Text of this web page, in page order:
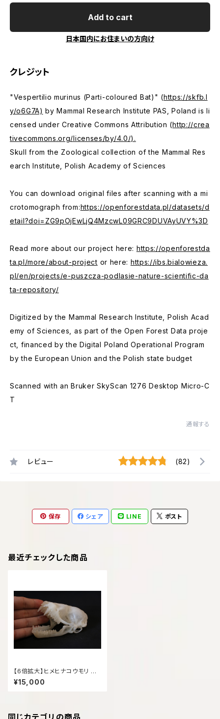
Add to cart
日本国内にお住まいの方向け
クレジット
"Vespertilio murinus (Parti-coloured Bat)" (https://skfb.l
y/o6G7A) by Mammal Research Institute PAS, Poland is li
censed under Creative Commons Attribution (http://crea
tivecommons.org/licenses/by/4.0/).
Skull from the Zoological collection of the Mammal Res
earch Institute, Polish Academy of Sciences
You can download original files after scanning with a mi
crotomograph from:https://openforestdata.pl/datasets/d
etail?doi=ZG9pOjEwLjQ4MzcwL09GRC9DUVAyUVY%3D
Read more about our project here: https://openforestda
ta.pl/more/about-project or here: https://ibs.bialowieza.
pl/en/projects/e-puszcza-podlasie-nature-scientific-da
ta-repository/
Digitized by the Mammal Research Institute, Polish Acad
emy of Sciences, as part of the Open Forest Data proje
ct, financed by the Digital Poland Operational Program
by the European Union and the Polish state budget
Scanned with an Bruker SkyScan 1276 Desktop Micro-C
T
通報する
レビュー (82)
保存 シェア LINE ポスト
最近チェックした商品
【6倍拡大】ヒメヒナコウモリ 頭
骨レプリカ
¥15,000
同じカテゴリの商品